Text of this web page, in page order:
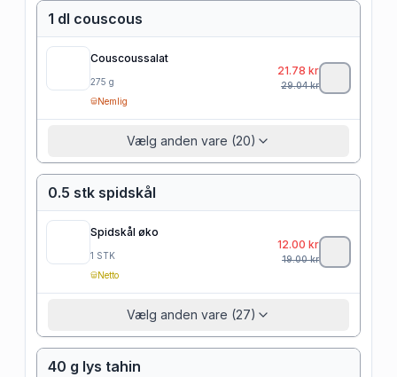
1 dl couscous
Couscoussalat
275 g
Nemlig
21.78 kr
29.04kr
Vælg anden vare (20)
0.5 stk spidskål
Spidskål øko
1 STK
Netto
12.00 kr
19.00kr
Vælg anden vare (27)
40 g lys tahin